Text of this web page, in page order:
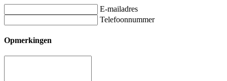
E-mailadres
Telefoonnummer
Opmerkingen